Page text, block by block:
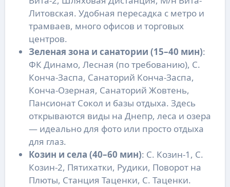
Литовская. Удобная пересадка с метро и
трамваев, много офисов и торговых
центров.
Зеленая зона и санатории (15–40 мин):
ФК Динамо, Лесная (по требованию), С.
Конча-Заспа, Санаторий Конча-Заспа,
Конча-Озерная, Санаторий Жовтень,
Пансионат Сокол и базы отдыха. Здесь
открываются виды на Днепр, леса и озера
— идеально для фото или просто отдыха
для глаз.
Козин и села (40–60 мин): С. Козин-1, С.
Козин-2, Пятихатки, Рудики, Поворот на
Плюты, Станция Таценки, С. Таценки.